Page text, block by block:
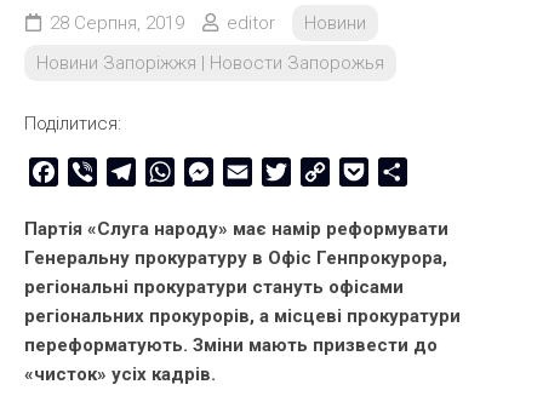
28 Серпня, 2019 editor
Новини
Новини Запоріжжя | Новости Запорожья
Поділитися:
Facebook
Viber TelegramWhatsAppMessenger
Email TwitterCopy
Pocket
Партія «Слуга народу» має намір реформувати
Генеральну прокуратуру в Офіс Генпрокурора,
регіональні прокуратури стануть офісами
регіональних прокурорів, а місцеві прокуратури
переформатують. Зміни мають призвести до
«чисток» усіх кадрів.